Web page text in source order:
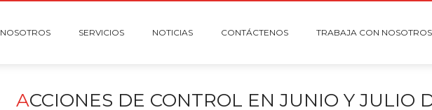
NOSOTROS SERVICIOS NOTICIAS CONTÁCTENOS TRABAJA CON NOSOTROS
ACCIONES DE CONTROL EN JUNIO Y JULIO